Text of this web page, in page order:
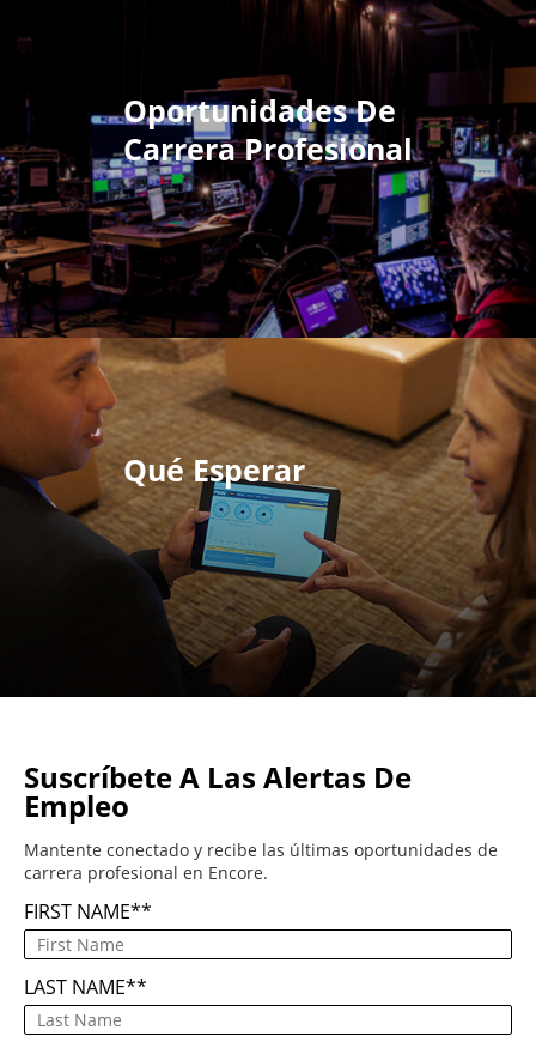
Oportunidades De
Carrera Profesional
Qué Esperar
Suscríbete A Las Alertas De
Empleo
Mantente conectado y recibe las últimas oportunidades de
carrera profesional en Encore.
FIRST NAME*
LAST NAME*